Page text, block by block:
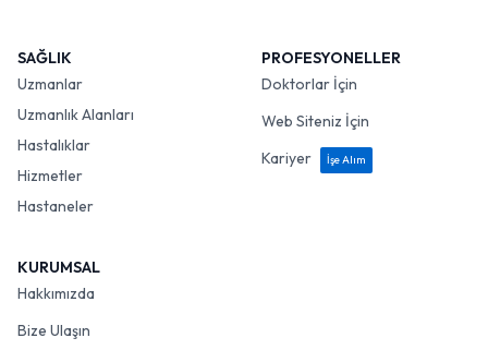
SAĞLIK
Uzmanlar
Uzmanlık Alanları
Hastalıklar
Hizmetler
Hastaneler
PROFESYONELLER
Doktorlar İçin
Web Siteniz İçin
Kariyer
İşe Alım
KURUMSAL
Hakkımızda
Bize Ulaşın